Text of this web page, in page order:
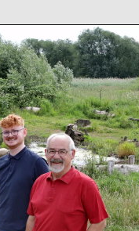
& CONSULTING
WASTE EUROPE
GLOBAL SOLUTIONS
SOLUTIONS
AGRICULTURE